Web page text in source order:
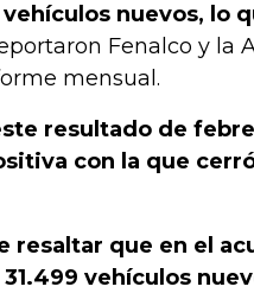
nuevos, lo
Fenalco y la
mensual.
resultado de
con la que
resaltar que en el
vehículos